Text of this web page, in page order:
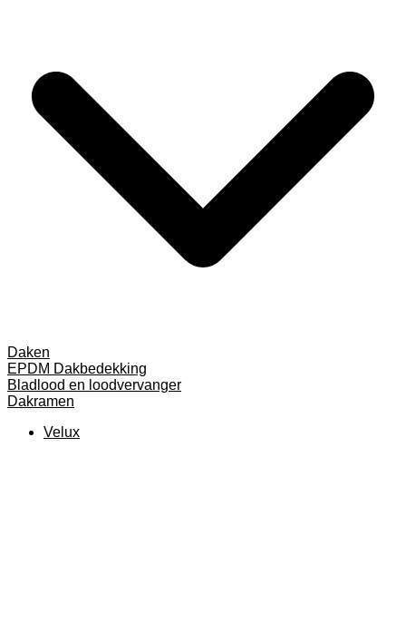
Daken
EPDM Dakbedekking
Bladlood en loodvervanger
Dakramen
Velux